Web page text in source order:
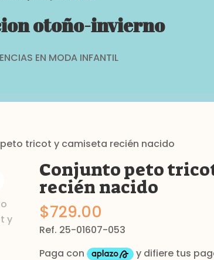
otoño-invierno
EN MODA INFANTIL
tricot y camiseta recién nacido
Conjunto peto
recién nacido
$729.00
Ref. 25-01607-053